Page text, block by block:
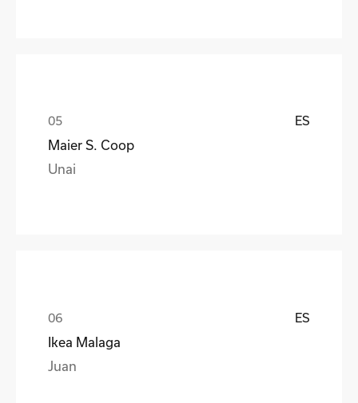
ES
Maier S. Coop
Unai
ES
Ikea Malaga
Juan